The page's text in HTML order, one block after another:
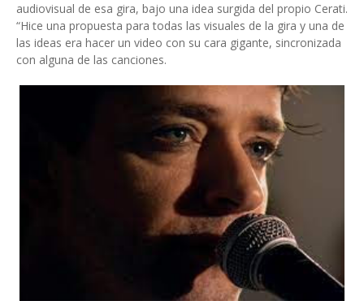
audiovisual de esa gira, bajo una idea surgida del propio Cerati.
“Hice una propuesta para todas las visuales de la gira y una de
las ideas era hacer un video con su cara gigante, sincronizada
con alguna de las canciones.